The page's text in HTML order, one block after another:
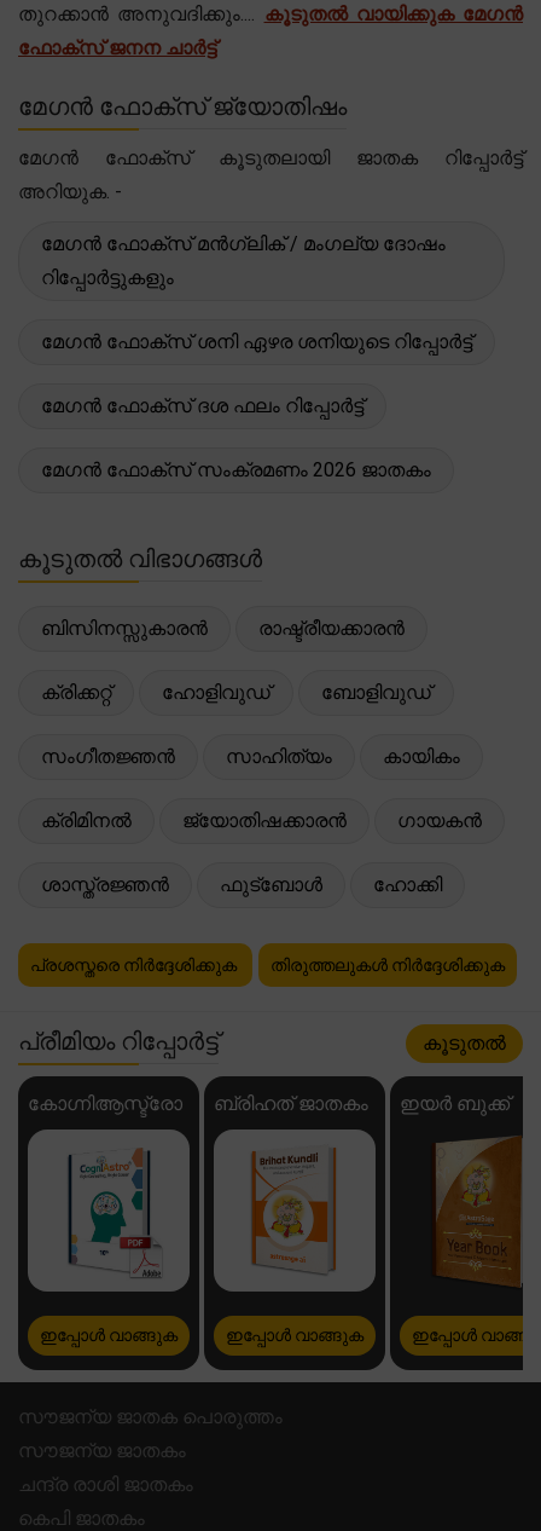
തുറക്കാൻ അനുവദിക്കും.... കൂടുതൽ വായിക്കുക മേഗൻ
ഫോക്സ് ജനന ചാർട്ട്
മേഗൻ ഫോക്സ് ജ്യോതിഷം
മേഗൻ ഫോക്സ് കൂടുതലായി ജാതക റിപ്പോർട്ട്
അറിയുക. -
മേഗൻ ഫോക്സ് മൻഗ്ലിക് / മംഗല്യ ദോഷം
റിപ്പോർട്ടുകളും
മേഗൻ ഫോക്സ് ശനി ഏഴര ശനിയുടെ റിപ്പോർട്ട്
മേഗൻ ഫോക്സ് ദശ ഫലം റിപ്പോർട്ട്
മേഗൻ ഫോക്സ് സംക്രമണം 2026 ജാതകം
കൂടുതൽ വിഭാഗങ്ങൾ
ബിസിനസ്സുകാരൻ രാഷ്ട്രീയക്കാരൻ
ക്രിക്കറ്റ് ഹോളിവുഡ് ബോളിവുഡ്
സംഗീതജ്ഞൻ സാഹിത്യം കായികം
ക്രിമിനൽ ജ്യോതിഷക്കാരൻ ഗായകൻ
ശാസ്ത്രജ്ഞൻ ഫുട്ബോൾ ഹോക്കി
പ്രശസ്തരെ നിർദ്ദേശിക്കുക തിരുത്തലുകൾ നിർദ്ദേശിക്കുക
പ്രീമിയം റിപ്പോർട്ട് കൂടുതൽ
കോഗ്നിആസ്ട്രോ
ഇപ്പോൾ വാങ്ങുക
ബ്രിഹത് ജാതകം
ഇപ്പോൾ വാങ്ങുക
ഇയർ ബുക്ക്
ഇപ്പോൾ
സൗജന്യ ജാതക പൊരുത്തം
സൗജന്യ ജാതകം
ചന്ദ്ര രാശി ജാതകം
കെപി ജാതകം